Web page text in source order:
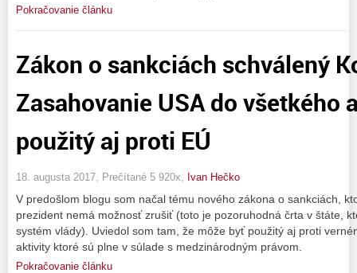
Pokračovanie článku
Zákon o sankciách schválený
Zasahovanie USA do všetkého
použitý aj proti EÚ
18. augusta 2017, Prečítané 5 920x, Ivan Hečko
V predošlom blogu som načal tému nového zákona o sankciách,
prezident nemá možnosť zrušiť (toto je pozoruhodná črta v štáte,
systém vlády). Uviedol som tam, že môže byť použitý aj proti
aktivity ktoré sú plne v súlade s medzinárodným právom.
Pokračovanie článku